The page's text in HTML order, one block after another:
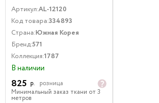
Артикул:AL-12120
Код товара:334893
Страна:Южная Корея
Бренд:571
Коллекция:1787
В наличии
825 р.
розница
Минимальный заказ ткани от 3
метров